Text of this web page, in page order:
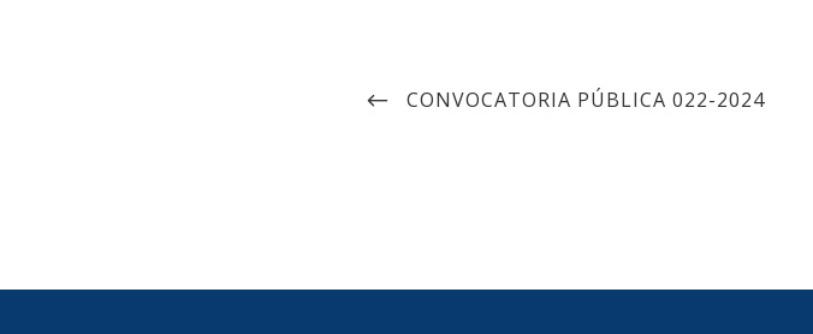
CONVOCATORIA PÚBLICA 022-2024